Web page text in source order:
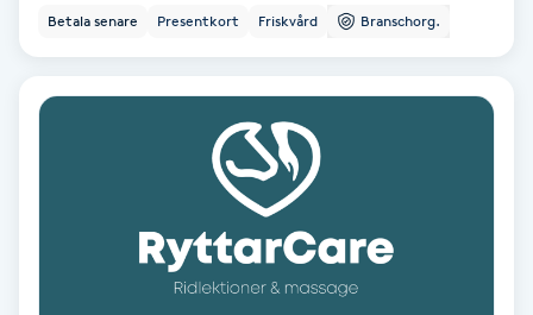
Faceliftmassage
Betala senare Presentkort Friskvård Branschorg.